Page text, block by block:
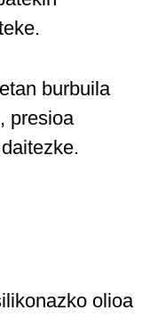
burbuila
presioa
olioa